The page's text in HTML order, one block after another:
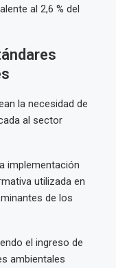
al 2,6 % del
la necesidad de
al sector
implementación
utilizada en
de los
el ingreso de
ambientales